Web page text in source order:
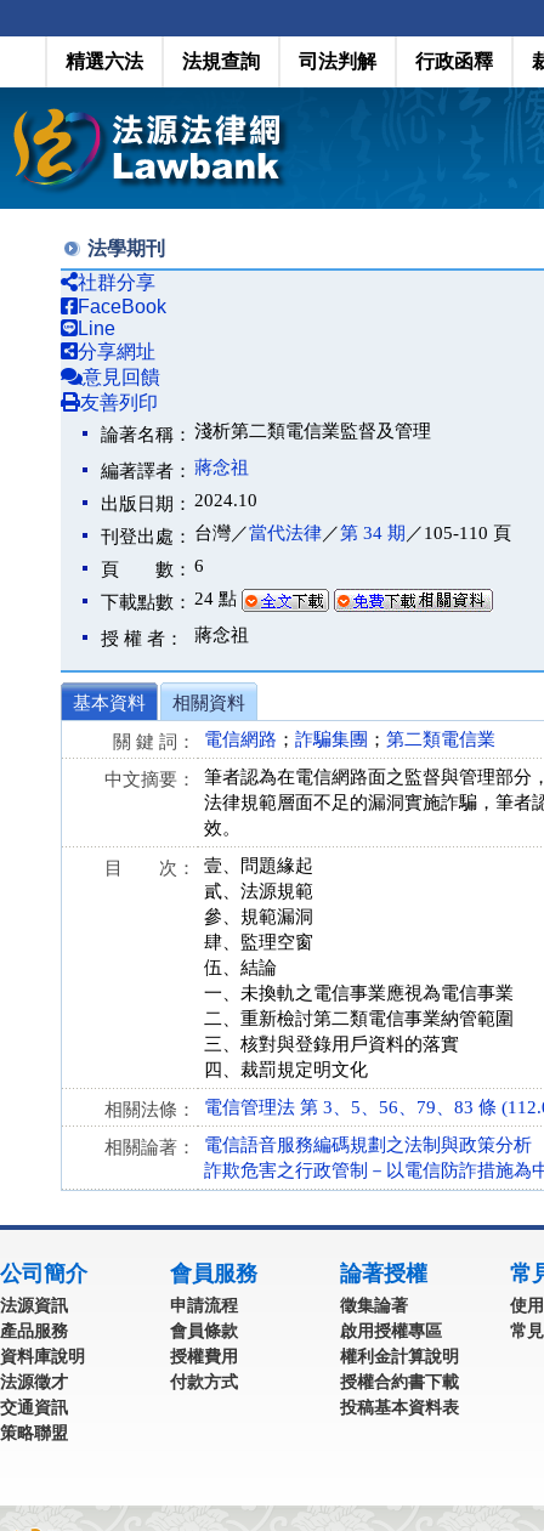
精選六法 法規查詢 司法判解 行政函釋
法學期刊
社群分享
FaceBook
Line
分享網址
意見回饋
友善列印
論著名稱： 淺析第二類電信業監督及管理
編著譯者： 蔣念祖
出版日期： 2024.10
刊登出處： 台灣／當代法律／第 34 期 ／105-110 頁
頁 數： 6
下載點數： 24 點
授 權 者： 蔣念祖
基本資料
相關資料
關 鍵 詞：
電信網路 ； 詐騙集團 ； 第二類電信業
中文摘要：
筆者認為在電信網路面之監督與管理部分
法律規範層面不足的漏洞實施詐騙，筆者
效。
目 次：
壹、問題緣起
貳、法源規範
參、規範漏洞
肆、監理空窗
伍、結論
一、未換軌之電信事業應視為電信事業
二、重新檢討第二類電信事業納管範圍
三、核對與登錄用戶資料的落實
四、裁罰規定明文化
相關法條： 電信管理法 第 3、5、56、79、83 條
相關論著：
電信語音服務編碼規劃之法制與政策分析
詐欺危害之行政管制－以電信防詐措施為
公司簡介
法源資訊
產品服務
資料庫說明
法源徵才
交通資訊
策略聯盟
會員服務
申請流程
會員條款
授權費用
付款方式
論著授權
徵集論著
啟用授權專區
權利金計算說明
授權合約書下載
投稿基本資料表
常
使
常